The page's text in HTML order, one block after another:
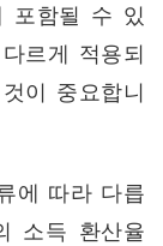
포함될 수 있
르게 적용되
이 중요합니
에 따라 다릅
소득 환산율